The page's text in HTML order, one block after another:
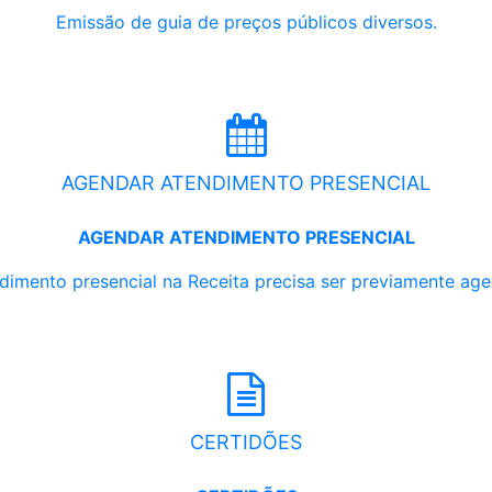
Emissão de guia de preços públicos diversos.
AGENDAR ATENDIMENTO PRESENCIAL
AGENDAR ATENDIMENTO PRESENCIAL
presencial na Receita precisa ser previamente
CERTIDÕES